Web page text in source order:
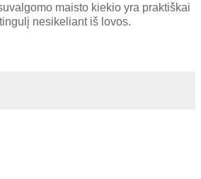
maisto kiekio yra praktiškai
nesikeliant iš lovos.